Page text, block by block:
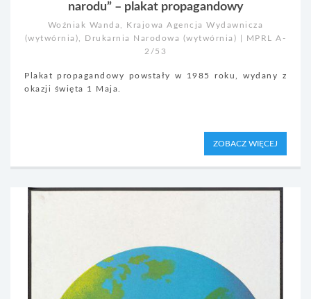
narodu” – plakat propagandowy
Woźniak Wanda, Krajowa Agencja Wydawnicza
(wytwórnia), Drukarnia Narodowa (wytwórnia) | MPRL A-
2/53
Plakat propagandowy powstały w 1985 roku, wydany z
okazji święta 1 Maja.
ZOBACZ WIĘCEJ